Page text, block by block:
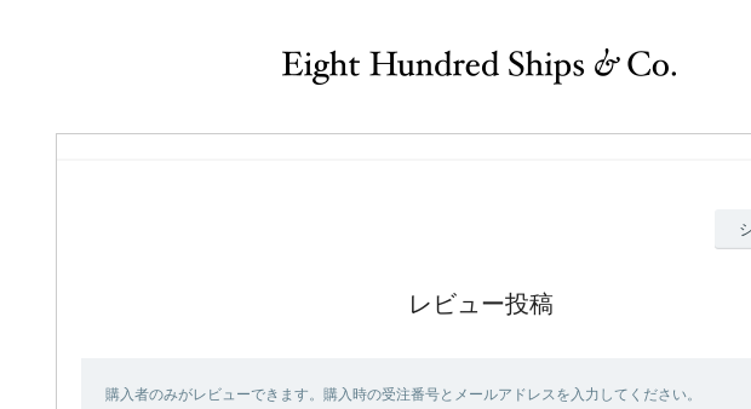
レビュー投稿
購入者のみがレビューできます。購入時の受注番号とメールアドレスを入力してください。